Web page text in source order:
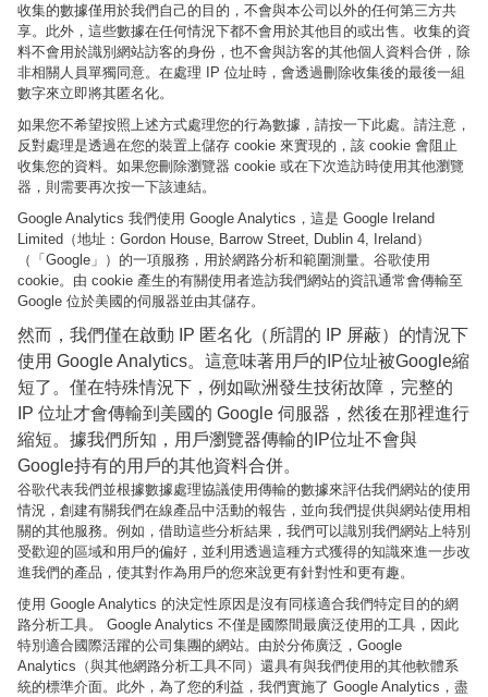
收集的數據僅用於我們自己的目的，不會與本公司以外的任何第三方共
享。此外，這些數據在任何情況下都不會用於其他目的或出售。收集的資
料不會用於識別網站訪客的身份，也不會與訪客的其他個人資料合併，除
非相關人員單獨同意。在處理 IP 位址時，會透過刪除收集後的最後一組
數字來立即將其匿名化。
如果您不希望按照上述方式處理您的行為數據，請按一下此處。請注意，
反對處理是透過在您的裝置上儲存 cookie 來實現的，該 cookie 會阻止
收集您的資料。如果您刪除瀏覽器 cookie 或在下次造訪時使用其他瀏覽
器，則需要再次按一下該連結。
Google Analytics 我們使用 Google Analytics，這是 Google Ireland
Limited（地址：Gordon House, Barrow Street, Dublin 4, Ireland）
（「Google」）的一項服務，用於網路分析和範圍測量。谷歌使用
cookie。由 cookie 產生的有關使用者造訪我們網站的資訊通常會傳輸至
Google 位於美國的伺服器並由其儲存。
然而，我們僅在啟動 IP 匿名化（所謂的 IP 屏蔽）的情況下
使用 Google Analytics。這意味著用戶的IP位址被Google縮
短了。僅在特殊情況下，例如歐洲發生技術故障，完整的
IP 位址才會傳輸到美國的 Google 伺服器，然後在那裡進行
縮短。據我們所知，用戶瀏覽器傳輸的IP位址不會與
Google持有的用戶的其他資料合併。
谷歌代表我們並根據數據處理協議使用傳輸的數據來評估我們網站的使用
情況，創建有關我們在線產品中活動的報告，並向我們提供與網站使用相
關的其他服務。例如，借助這些分析結果，我們可以識別我們網站上特別
受歡迎的區域和用戶的偏好，並利用透過這種方式獲得的知識來進一步改
進我們的產品，使其對作為用戶的您來說更有針對性和更有趣。
使用 Google Analytics 的決定性原因是沒有同樣適合我們特定目的的網
路分析工具。 Google Analytics 不僅是國際間最廣泛使用的工具，因此
特別適合國際活躍的公司集團的網站。由於分佈廣泛，Google
Analytics（與其他網路分析工具不同）還具有與我們使用的其他軟體系
統的標準介面。此外，為了您的利益，我們實施了 Google Analytics，盡